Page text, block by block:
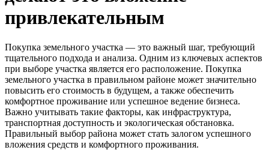
привлекательным
Покупка земельного участка — это важный шаг, требующий
тщательного подхода и анализа. Одним из ключевых аспектов
при выборе участка является его расположение. Покупка
земельного участка в правильном районе может значительно
повысить его стоимость в будущем, а также обеспечить
комфортное проживание или успешное ведение бизнеса.
Важно учитывать такие факторы, как инфраструктура,
транспортная доступность и экологическая обстановка.
Правильный выбор района может стать залогом успешного
вложения средств и комфортного проживания.